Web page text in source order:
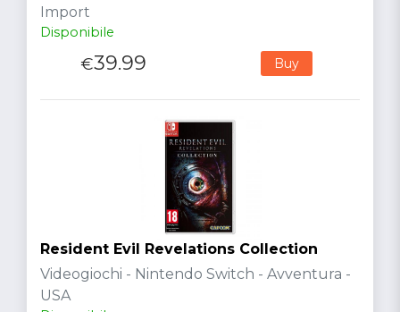
Import
Disponibile
€39.99 Buy
Resident Evil Revelations Collection
Videogiochi - Nintendo Switch - Avventura -
USA